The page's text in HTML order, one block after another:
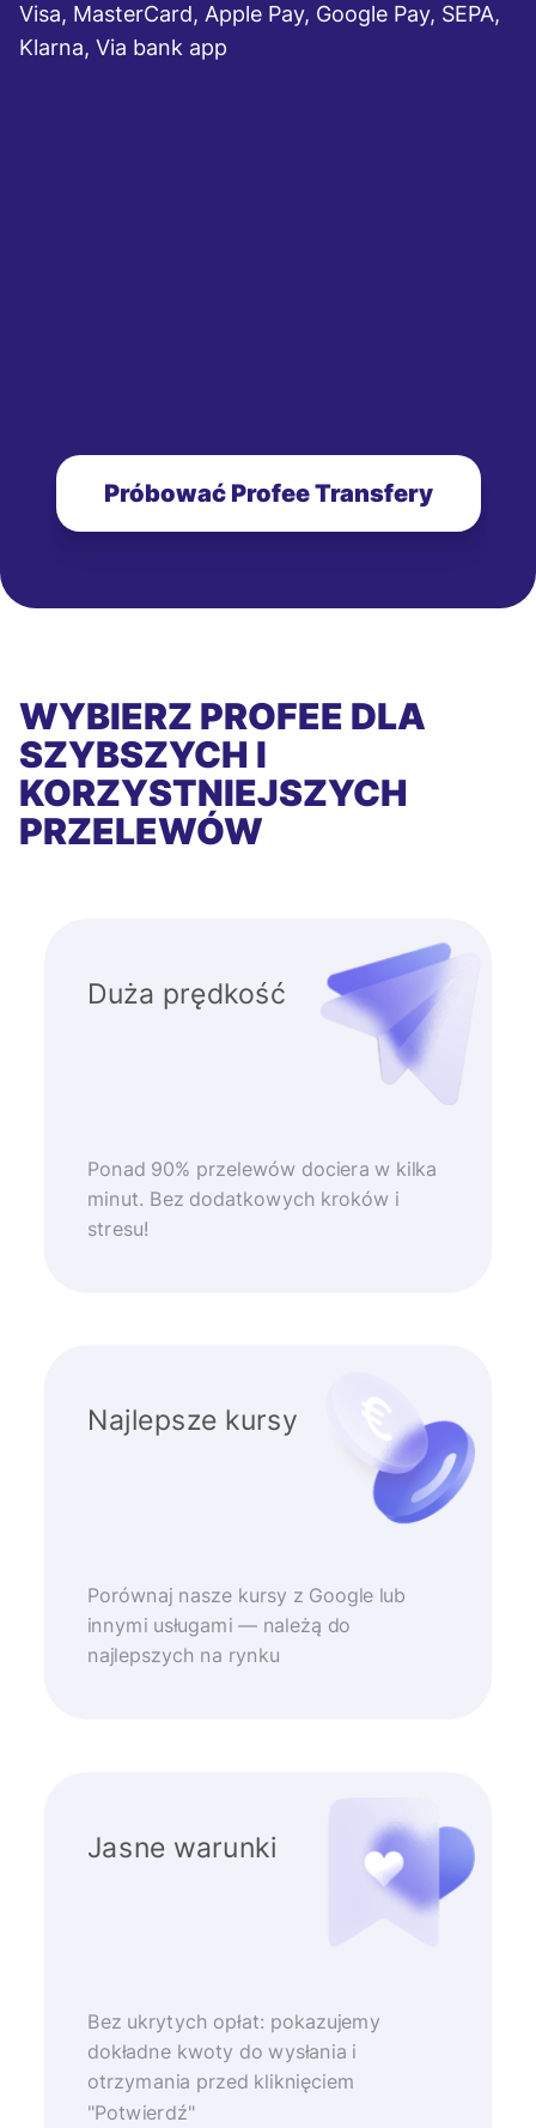
Visa, MasterCard, Apple Pay, Google Pay, SEPA,
Klarna, Via bank app
Próbować Profee Transfery
WYBIERZ PROFEE DLA
SZYBSZYCH I
KORZYSTNIEJSZYCH
PRZELEWÓW
Duża prędkość
Ponad 90% przelewów dociera w kilka
minut. Bez dodatkowych kroków i
stresu!
Najlepsze kursy
Porównaj nasze kursy z Google lub
innymi usługami — należą do
najlepszych na rynku
Jasne warunki
Bez ukrytych opłat: pokazujemy
dokładne kwoty do wysłania i
otrzymania przed kliknięciem
"Potwierdź"